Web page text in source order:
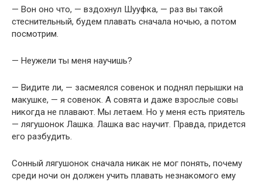
— Вон оно что, — вздохнул Шууфка, — раз вы такой
стеснительный, будем плавать сначала ночью, а потом
посмотрим.
— Неужели ты меня научишь?
— Видите ли, — засмеялся совенок и поднял перышки на
макушке, — я совенок. А совята и даже взрослые совы
никогда не плавают. Мы летаем. Но у меня есть приятель
— лягушонок Лашка. Лашка вас научит. Правда, придется
его разбудить.
Сонный лягушонок сначала никак не мог понять, почему
среди ночи он должен учить плавать незнакомого ему